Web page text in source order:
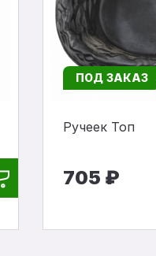
ПОД ЗАКАЗ
Ручеек Топ
705 ₽